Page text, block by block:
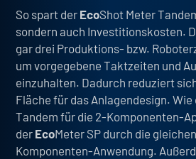
So spart der EcoShot Meter
sondern auch Investitionskosten.
gar drei Produktions- bzw.
um vorgegebene Taktzeiten und
einzuhalten. Dadurch reduziert
Fläche für das Anlagendesign. Wie
Tandem für die 2-Komponenten-
der EcoMeter SP durch die
Komponenten-Anwendung.